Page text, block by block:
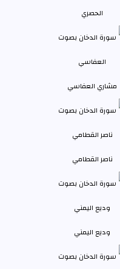
الحصري
مشاري العفاسي
ناصر القطامي
وديع اليمني